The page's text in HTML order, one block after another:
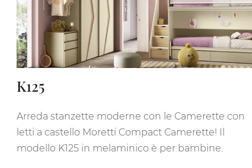
K125
Arreda stanzette moderne con le Camerette con
letti a castello Moretti Compact Camerette! Il
modello K125 in melaminico è per bambine.